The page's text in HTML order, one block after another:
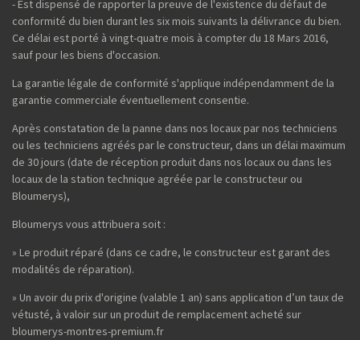
- Est dispensé de rapporter la preuve de l'existence du défaut de
conformité du bien durant les six mois suivants la délivrance du bien.
Ce délai est porté à vingt-quatre mois à compter du 18 Mars 2016,
sauf pour les biens d'occasion.
La garantie légale de conformité s'applique indépendamment de la
garantie commerciale éventuellement consentie.
Après constatation de la panne dans nos locaux par nos techniciens
ou les techniciens agréés par le constructeur, dans un délai maximum
de 30 jours (date de réception produit dans nos locaux ou dans les
locaux de la station technique agréée par le constructeur ou
Bloumerys),
Bloumerys vous attribuera soit :
» Le produit réparé (dans ce cadre, le constructeur est garant des
modalités de réparation).
» Un avoir du prix d'origine (valable 1 an) sans application d’un taux de
vétusté, à valoir sur un produit de remplacement acheté sur
bloumerys-montres-premium.fr